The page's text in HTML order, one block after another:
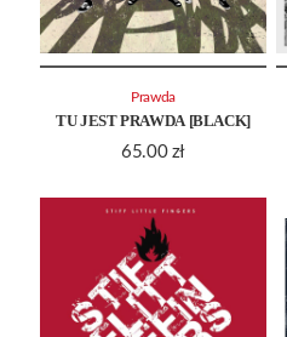
TU JEST PRAWDA [BLACK]
65.00 zł
Prawda